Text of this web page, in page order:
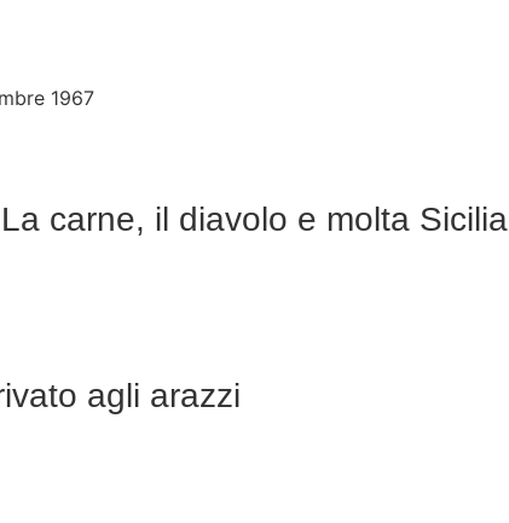
1967
carne, il diavolo e molta Sicilia
agli arazzi